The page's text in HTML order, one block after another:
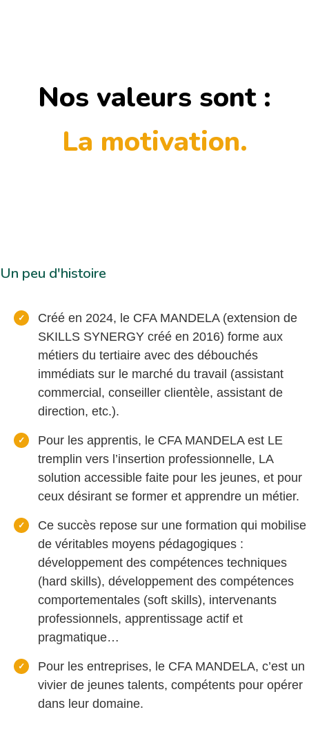
Nos valeurs sont :
La motivation.
Un peu d'histoire
Créé en 2024, le CFA MANDELA (extension de
SKILLS SYNERGY créé en 2016) forme aux
métiers du tertiaire avec des débouchés
immédiats sur le marché du travail (assistant
commercial, conseiller clientèle, assistant de
direction, etc.).
Pour les apprentis, le CFA MANDELA est LE
tremplin vers l’insertion professionnelle, LA
solution accessible faite pour les jeunes, et pour
ceux désirant se former et apprendre un métier.
Ce succès repose sur une formation qui mobilise
de véritables moyens pédagogiques :
développement des compétences techniques
(hard skills), développement des compétences
comportementales (soft skills), intervenants
professionnels, apprentissage actif et
pragmatique…
Pour les entreprises, le CFA MANDELA, c’est un
vivier de jeunes talents, compétents pour opérer
dans leur domaine.